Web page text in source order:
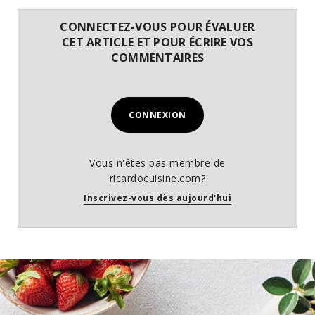
CONNECTEZ-VOUS POUR ÉVALUER
CET ARTICLE ET POUR ÉCRIRE VOS
COMMENTAIRES
CONNEXION
Vous n'êtes pas membre de
ricardocuisine.com?
Inscrivez-vous dès aujourd'hui